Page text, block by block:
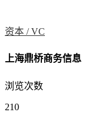
资本 /VC
上海鼎桥商务信息
浏览次数
210